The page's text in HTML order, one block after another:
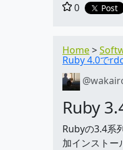
0
Post
Home
Ruby 4.0で
Ruby
Rubyの3.4系
加インストー